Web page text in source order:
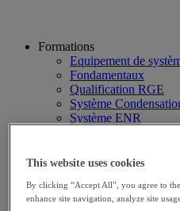
Formations
Equipement de
Fondamentaux
Qualification RGE
Système
Système ENR
Webinaire
Hôtels
Planning
This website uses cookies
By clicking “Accept All”, you agree to
enhance site navigation, analyze site